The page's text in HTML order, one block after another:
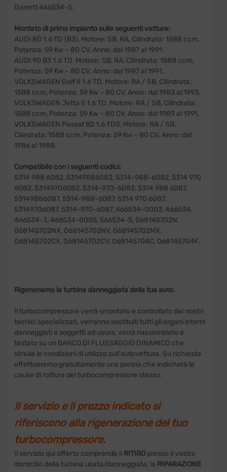
Garrett 466534-5.
Montato di primo impianto sulle seguenti vetture:
AUDI 80 1.6 TD (B3), Motore: SB, RA, Cilindrata: 1588 ccm,
Potenza: 59 Kw – 80 CV, Anno: dal 1987 al 1991.
AUDI 90 B3 1.6 TD, Motore: SB, RA, Cilindrata: 1588 ccm,
Potenza: 59 Kw – 80 CV, Anno: dal 1987 al 1991.
VOLKSWAGEN Golf II 1.6 TD, Motore: RA / SB, Cilindrata:
1588 ccm, Potenza: 59 Kw – 80 CV, Anno: dal 1983 al 1993.
VOLKSWAGEN Jetta II 1.6 TD, Motore: RA / SB, Cilindrata:
1588 ccm, Potenza: 59 Kw – 80 CV, Anno: dal 1989 al 1991.
VOLKSWAGEN Passat B2 1.6 TDS, Motore: RA / SB,
Cilindrata: 1588 ccm, Potenza: 59 Kw – 80 CV, Anno: dal
1986 al 1988.
Compatibile con i seguenti codici:
5314 988 6082, 53149886082, 5314-988-6082, 5314 970
6082, 53149706082, 5314-970-6082, 5314 988 6087,
53149886087, 5314-988-6087, 5314 970 6087,
53149706087, 5314-970-6087, 466534-0003, 466534,
466534-3, 466534-0005, 566534-5, 068145702N,
068145702NX, 068145702NV, 068145702MX,
068145702CX, 068145702CV, 068145704C, 068145704F.
Rigeneriamo la turbina danneggiata della tua auto.
Il turbocompressore verrà smontato e controllato dai nostri
tecnici specializzati, verranno sostituiti tutti gli organi interni
danneggiati e soggetti ad usura, verrà riassemblato e
testato su un BANCO DI FLUSSAGGIO DINAMICO che
simula le condizioni di utilizzo sull'autovettura. Su richiesta
effettueremo gratuitamente una perizia che indicherà le
cause di rottura del turbocompressore stesso.
Il servizio e il prezzo indicato si
riferiscono alla rigenerazione del tuo
turbocompressore.
Il servizio qui offerto comprende il RITIRO presso il vostro
domicilio della turbina usata/danneggiata, la RIPARAZIONE